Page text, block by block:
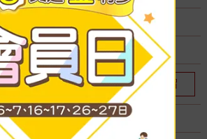
無庫存
1 我要預留
無庫存